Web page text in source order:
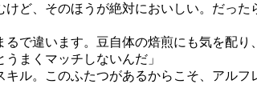
ど、そのほうが絶対においしい。だっ
で違います。豆自体の焙煎にも気を配り
まくマッチしないんだ」
ル。このふたつがあるからこそ、アルフ